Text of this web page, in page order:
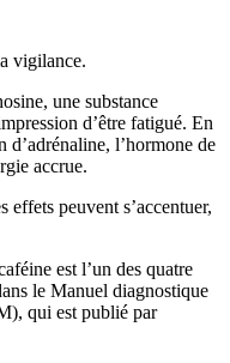
vigilance.
une substance
d’être fatigué. En
d’adrénaline, l’hormone de
accrue.
effets peuvent s’accentuer,
est l’un des quatre
le Manuel diagnostique
qui est publié par